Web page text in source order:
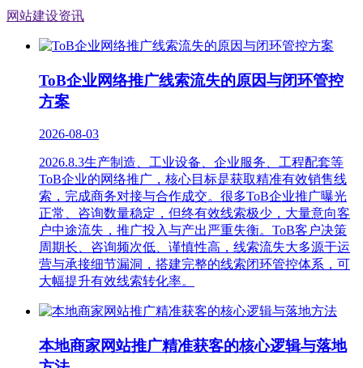
网站建设资讯
ToB企业网络推广线索流失的原因与闭环管控
方案
2026-08-03
2026.8.3生产制造、工业设备、企业服务、工程配套等
ToB企业的网络推广，核心目标是获取精准有效销售线
索，完成商务对接与合作成交。很多ToB企业推广曝光
正常、咨询数量稳定，但终有效线索极少，大量意向客
户中途流失，推广投入与产出严重失衡。ToB客户决策
周期长、咨询频次低、谨慎性高，线索流失大多源于运
营与承接细节漏洞，搭建完整的线索闭环管控体系，可
大幅提升有效线索转化率。
本地商家网站推广精准获客的核心逻辑与落地